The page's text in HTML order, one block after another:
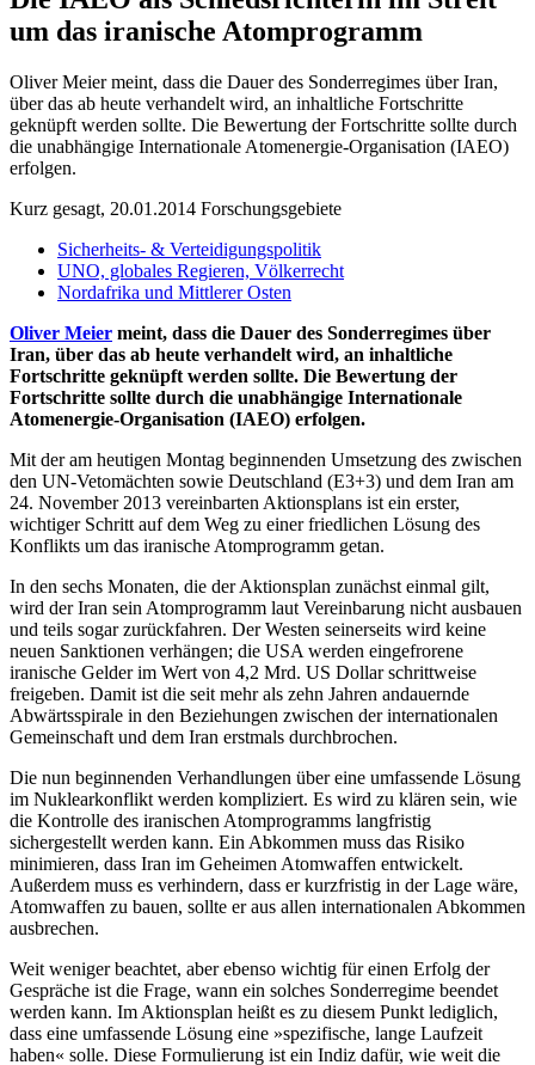
um das iranische Atomprogramm
Oliver Meier meint, dass die Dauer des Sonderregimes über Iran,
über das ab heute verhandelt wird, an inhaltliche Fortschritte
geknüpft werden sollte. Die Bewertung der Fortschritte sollte durch
die unabhängige Internationale Atomenergie-Organisation (IAEO)
erfolgen.
Kurz gesagt, 20.01.2014 Forschungsgebiete
Sicherheits- & Verteidigungspolitik
UNO, globales Regieren, Völkerrecht
Nordafrika und Mittlerer Osten
Oliver Meier meint, dass die Dauer des Sonderregimes über
Iran, über das ab heute verhandelt wird, an inhaltliche
Fortschritte geknüpft werden sollte. Die Bewertung der
Fortschritte sollte durch die unabhängige Internationale
Atomenergie-Organisation (IAEO) erfolgen.
Mit der am heutigen Montag beginnenden Umsetzung des zwischen
den UN-Vetomächten sowie Deutschland (E3+3) und dem Iran am
24. November 2013 vereinbarten Aktionsplans ist ein erster,
wichtiger Schritt auf dem Weg zu einer friedlichen Lösung des
Konflikts um das iranische Atomprogramm getan.
In den sechs Monaten, die der Aktionsplan zunächst einmal gilt,
wird der Iran sein Atomprogramm laut Vereinbarung nicht ausbauen
und teils sogar zurückfahren. Der Westen seinerseits wird keine
neuen Sanktionen verhängen; die USA werden eingefrorene
iranische Gelder im Wert von 4,2 Mrd. US Dollar schrittweise
freigeben. Damit ist die seit mehr als zehn Jahren andauernde
Abwärtsspirale in den Beziehungen zwischen der internationalen
Gemeinschaft und dem Iran erstmals durchbrochen.
Die nun beginnenden Verhandlungen über eine umfassende Lösung
im Nuklearkonflikt werden kompliziert. Es wird zu klären sein, wie
die Kontrolle des iranischen Atomprogramms langfristig
sichergestellt werden kann. Ein Abkommen muss das Risiko
minimieren, dass Iran im Geheimen Atomwaffen entwickelt.
Außerdem muss es verhindern, dass er kurzfristig in der Lage wäre,
Atomwaffen zu bauen, sollte er aus allen internationalen Abkommen
ausbrechen.
Weit weniger beachtet, aber ebenso wichtig für einen Erfolg der
Gespräche ist die Frage, wann ein solches Sonderregime beendet
werden kann. Im Aktionsplan heißt es zu diesem Punkt lediglich,
dass eine umfassende Lösung eine »spezifische, lange Laufzeit
haben« solle. Diese Formulierung ist ein Indiz dafür, wie weit die